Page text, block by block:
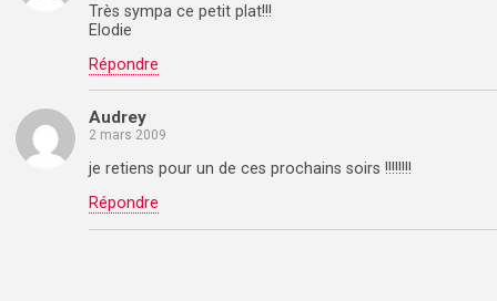
Très sympa ce petit plat!!!
Elodie
Répondre
Audrey
2 mars 2009
je retiens pour un de ces prochains soirs !!!!!!!!
Répondre